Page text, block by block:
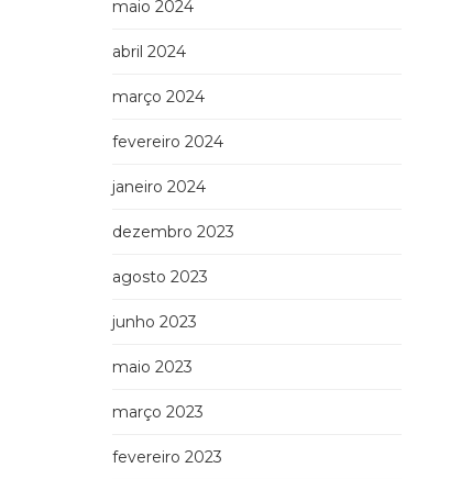
maio 2024
abril 2024
março 2024
fevereiro 2024
janeiro 2024
dezembro 2023
agosto 2023
junho 2023
maio 2023
março 2023
fevereiro 2023